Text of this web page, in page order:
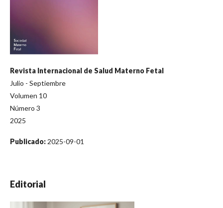
Revista Internacional de Salud Materno Fetal
Julio - Septiembre
Volumen 10
Número 3
2025
Publicado: 2025-09-01
Editorial